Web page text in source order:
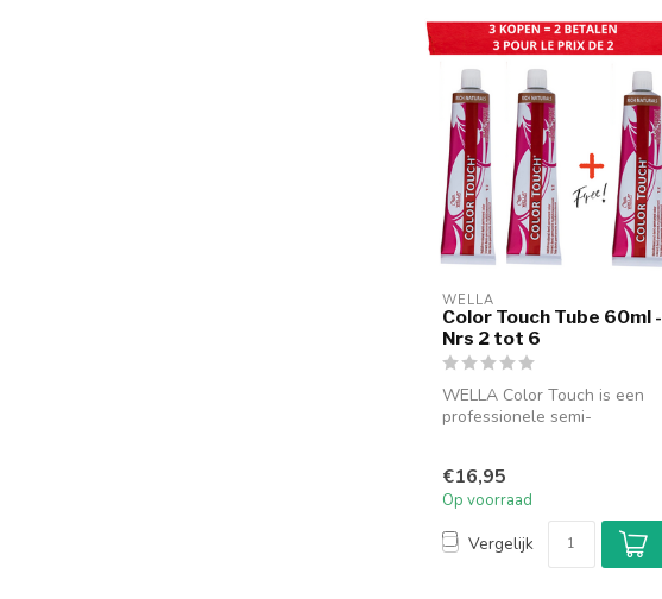
WELLA
Color Touch Tube 60ml -
Nrs 2 tot 6
WELLA Color Touch is een
professionele semi-
€16,95
Op voorraad
Vergelijk